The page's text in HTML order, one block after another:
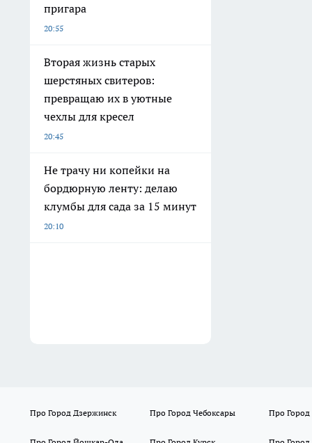
пригара
20:55
Вторая жизнь старых
шерстяных свитеров:
превращаю их в уютные
чехлы для кресел
20:45
Не трачу ни копейки на
бордюрную ленту: делаю
клумбы для сада за 15 минут
20:10
Про Город Дзержинск Про Город Чебоксары Про Город